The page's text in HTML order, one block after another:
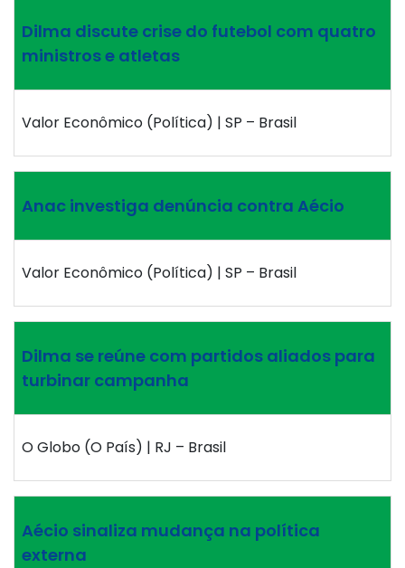
Dilma discute crise do futebol com quatro
ministros e atletas
Valor Econômico (Política) | SP – Brasil
Anac investiga denúncia contra Aécio
Valor Econômico (Política) | SP – Brasil
Dilma se reúne com partidos aliados para
turbinar campanha
O Globo (O País) | RJ – Brasil
Aécio sinaliza mudança na política
externa